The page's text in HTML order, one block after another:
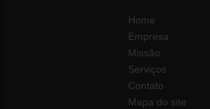
Home
Empresa
Missão
Serviços
Contato
Mapa do site